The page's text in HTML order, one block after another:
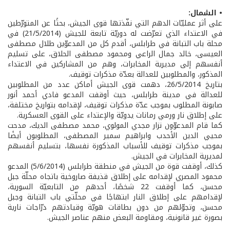
• الشمال:
على أثر عمليّات الدهم التي نفّذتها قوى الجيش، بحثًا عن المتورّطين
في الاعتداء الذي تعرّضت له دوريّة تابعة للجيش (21/5/2014) في
محلة باب التبانة في طرابلس، أقدم كل من المدعوّين طلال مصطفى
العيسى، خالد جمال الراعي ومحمود مصطفى الحلاق، على تسليم
أنفسهم إلى مديرية المخابرات، وهم من المشاركين في الاعتداء
المذكور، والمطلوبين للعدالة بعدّة مذكرات توقيف.
بتاريخ 26/5/2014، دهمت قوى الجيش أماكن عدد من المطلوبين
للعدالة في مدينة طرابلس، حيث أوقفت المدعو فادي أحمد أنور
صابونة المطلوب بموجب عدّة مذكرات توقيف، لإقدامه بتواريخ مختلفة،
على إطلاق نار ورمي رمانات يدويّة والإعتداء على القوى العسكرية.
كما قام المدعوّون نزار مجدي المولوي، محمد مصطفى الديك، مدحت
محيي الدين الأحدب وابراهيم سمير المصطفى، المطلوبون أيضًا
بموجب مذكرات توقيف للأسباب المذكورة نفسها، بتسليم أنفسهم
لمديرية المخابرات في الجيش.
كذلك، أوقفت قوة من الجيش في منطقة طرابلس (5/6/2014) المدعو
محمود المصري لإقدامه على إطلاق قذيفة صاروخية باتجاه محلّة جبل
محسن، كما أوقفت 22 شخصًا، أحدهم من التابعيّة السورية،
لإقدامهم على إطلاق النار ابتهاجًا في محلّتي باب التبانة وجبل
محسن، وتجوّلهم من دون بطاقات هويّة وقيادتهم درّاجات نارية
بصورة غير قانونية، ومقاومة البعض منهم عناصر الجيش.